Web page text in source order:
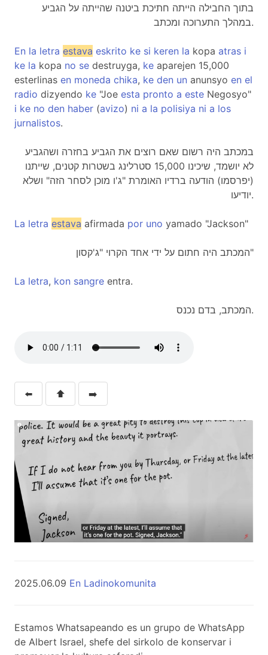
בתוך החבילה הייתה חתיכת ביטנה שהייתה על הגביע
במהלך התערוכה ומכתב.
En la letra estava eskrito ke si keren la kopa atras i
ke la kopa no se destruyga, ke aparejen 15,000
esterlinas en moneda chika, ke den un anunsyo en el
radio dizyendo ke "Joe esta pronto a este Negosyo"
i ke no den haber (avizo) ni a la polisiya ni a los
jurnalistos.
במכתב היה רשום שאם רוצים את הגביע בחזרה ושהגביע
לא יושמד, שיכינו 15,000 סטרלינג בשטרות קטנים, שייתנו
(יפרסמו) הודעה ברדיו האומרת "ג'ו מוכן לסחר הזה" ושלא
יודיעו.
La letra estava afirmada por uno yamado "Jackson"
המכתב היה חתום על ידי אחד הקרוי "ג'קסון"
La letra, kon sangre entra.
המכתב, בדם נכנס.
⬅️ ⬆️ ➡️
2025.06.09 En Ladinokomunita
Estamos Whatsapeando es un grupo de WhatsApp
de Albert Israel, shefe del sirkolo de konservar i